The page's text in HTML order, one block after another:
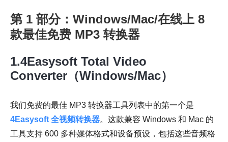
第 1 部分：Windows/Mac/在线上 8
款最佳免费 MP3 转换器
1.4Easysoft Total Video
Converter（Windows/Mac）
我们免费的最佳 MP3 转换器工具列表中的第一个是
4Easysoft 全视频转换器。这款兼容 Windows 和 Mac 的
工具支持 600 多种媒体格式和设备预设，包括这些音频格